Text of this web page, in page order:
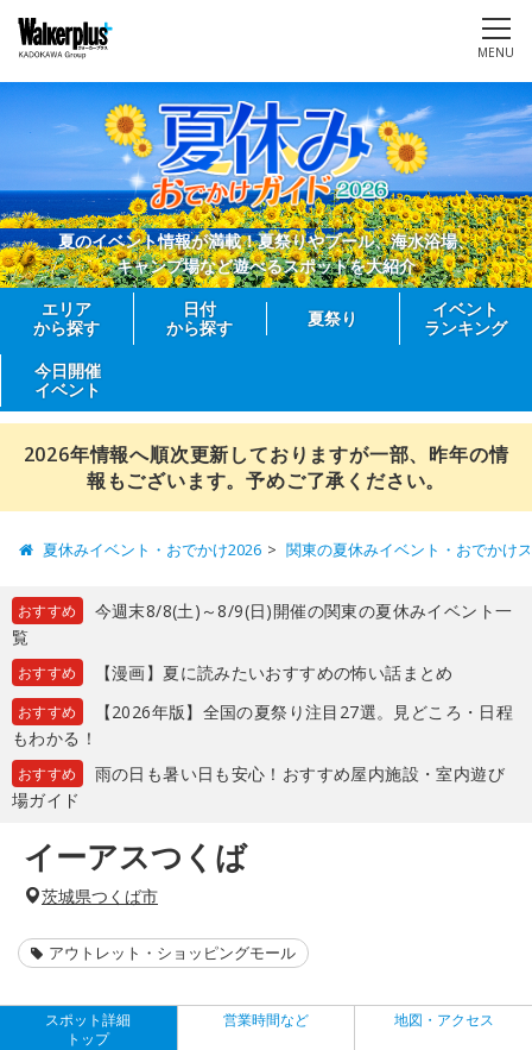
MENU
夏のイベント情報が満載！夏祭りやプール、海水浴場、
キャンプ場など遊べるスポットを大紹介
エリア
から探す
日付
から探す
夏祭り
イベント
ランキング
今日開催
イベント
2026年情報へ順次更新しておりますが一部、昨年の情
報もございます。予めご了承ください。
夏休みイベント・おでかけ2026 関東の夏休みイベント・おでかけ
おすすめ
今週末8/8(土)～8/9(日)開催の関東の夏休みイベント一
覧
おすすめ 【漫画】夏に読みたいおすすめの怖い話まとめ
おすすめ
【2026年版】全国の夏祭り注目27選。見どころ・日程
もわかる！
おすすめ
雨の日も暑い日も安心！おすすめ屋内施設・室内遊び
場ガイド
イーアスつくば
茨城県つくば市
アウトレット・ショッピングモール
スポット詳細
トップ
営業時間など 地図・アクセス